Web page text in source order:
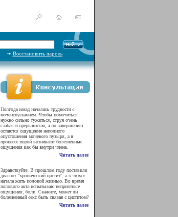
Восстановить пароль
Полгода назад начались трудности с
мочеиспусканием. Чтобы помочиться
нужно сильно тужиться, струя очень
слабая и прерывистая, а по завершению
остаются ощущения неполного
опустошения мочевого пузыря, а в
процессе порой возникают болезненные
ощущения как бы внутри члена.
Читать далее
Здравствуйте. В прошлом году поставили
диагноз "хронический цистит", а в этом я
начала жить половой жизнью. Во время
полового акта испытываю неприятные
ощущения, боли. Скажите, может ли
болезненный секс быть связан с циститом?
Читать далее